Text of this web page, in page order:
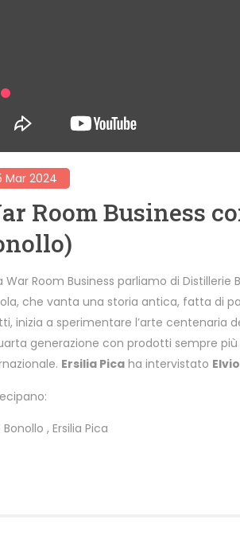
Mar 2024
Room Business
War Room Business parliamo di
che vanta una storia antica, fatta di
inizia a sperimentare l’arte centenaria
generazione con prodotti sempre
Ersilia Pica ha intervistato
Bonollo , Ersilia Pica